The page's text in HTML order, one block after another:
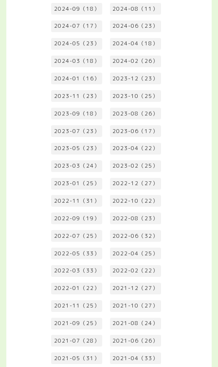
2024-09（18） 2024-08（11）
2024-07（17） 2024-06（23）
2024-05（23） 2024-04（18）
2024-03（18） 2024-02（26）
2024-01（16） 2023-12（23）
2023-11（23） 2023-10（25）
2023-09（18） 2023-08（26）
2023-07（23） 2023-06（17）
2023-05（23） 2023-04（22）
2023-03（24） 2023-02（25）
2023-01（25） 2022-12（27）
2022-11（31） 2022-10（22）
2022-09（19） 2022-08（23）
2022-07（25） 2022-06（32）
2022-05（33） 2022-04（25）
2022-03（33） 2022-02（22）
2022-01（22） 2021-12（27）
2021-11（25） 2021-10（27）
2021-09（25） 2021-08（24）
2021-07（28） 2021-06（26）
2021-05（31） 2021-04（33）